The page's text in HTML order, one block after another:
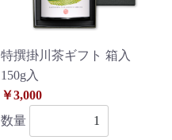
特撰掛川茶ギフト 箱入
150g入
￥3,000
数量